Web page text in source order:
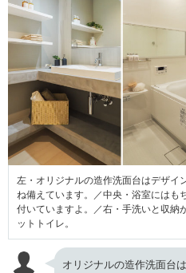
左・オリジナルの造作洗面台はデザイ
ね備えています。／中央・浴室にはも
付いていますよ。／右・手洗いと収納
ットトイレ。
オリジナルの造作洗面台